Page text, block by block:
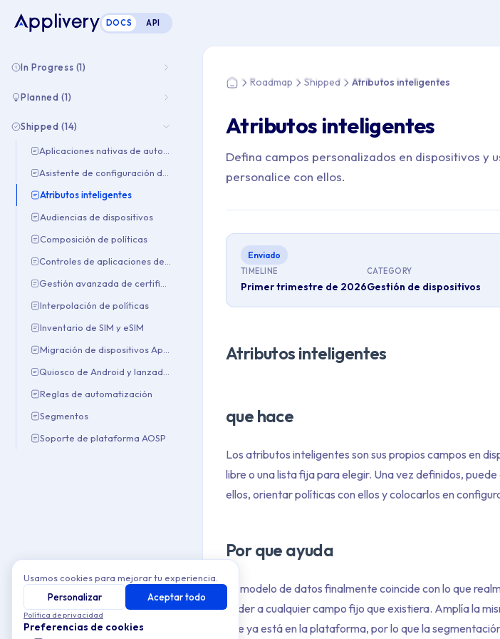
DOCS API
In Progress (1)
Planned (1)
Shipped (14)
Atributos inteligentes
Audiencias de dispositivos
Composición de políticas
Interpolación de políticas
Inventario de SIM y eSIM
Reglas de automatización
Segmentos
Soporte de plataforma AOSP
HomeRoadmap Shipped Atributos inteligentes
Atributos inteligentes
Defina campos personalizados en dispositivos y
personalice con ellos.
Enviado
TIMELINE
Primer trimestre de 2026
CATEGORY
Gestión de dispositivos
Atributos inteligentes
que hace
Los atributos inteligentes son sus propios campos en
libre o una lista fija para elegir. Una vez definidos,
ellos, orientar políticas con ellos y colocarlos en
Por que ayuda
Su modelo de datos finalmente coincide con lo que
ceder a cualquier campo fijo que existiera. Amplía la
que ya está en la plataforma, por lo que la
Usamos cookies para mejorar tu experiencia.
Personalizar
Aceptar todo
Política de privacidad
Preferencias de cookies